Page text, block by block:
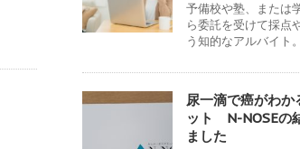
予備校や塾、または
ら委託を受けて採点
う知的なアルバイト
尿一滴で癌がわか
ット N-NOSEの
ました